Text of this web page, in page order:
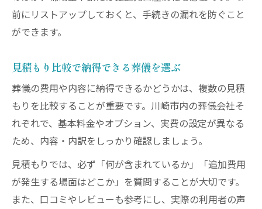
前にリストアップしておくと、手続きの漏れを防ぐこと
ができます。
見積もり比較で納得できる葬儀を選ぶ
葬儀の費用や内容に納得できるかどうかは、複数の見積
もりを比較することが重要です。川崎市内の葬儀会社そ
れぞれで、基本料金やオプション、実費の設定が異なる
ため、内容・内訳をしっかり確認しましょう。
見積もりでは、必ず「何が含まれているか」「追加費用
が発生する場面はどこか」を質問することが大切です。
また、口コミやレビューも参考にし、実際の利用者の声